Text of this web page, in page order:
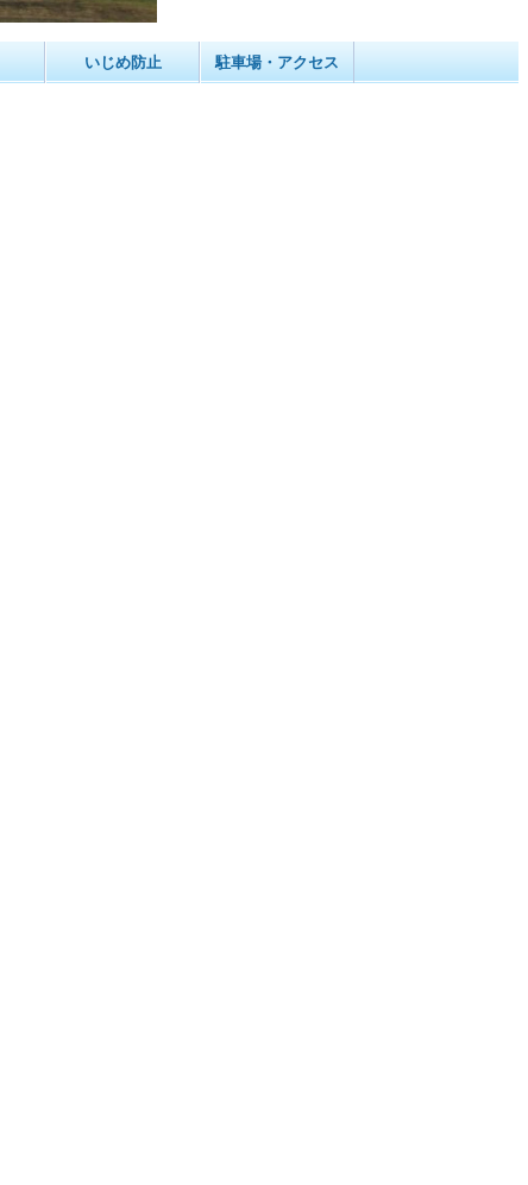
いじめ防止 駐車場・アクセス